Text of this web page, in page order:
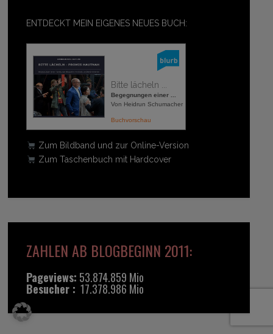
ENTDECKT MEIN EIGENES NEUES BUCH:
Bitte lächeln ...
Begegnungen einer ...
Von Heidrun Schumacher
Buchvorschau
Zum Bildband und zur Online-Version
Zum Taschenbuch mit Hardcover
ZAHLEN AB BLOGBEGINN 2011:
Pageviews: 53.874.859 Mio
Besucher : 17.378.986 Mio